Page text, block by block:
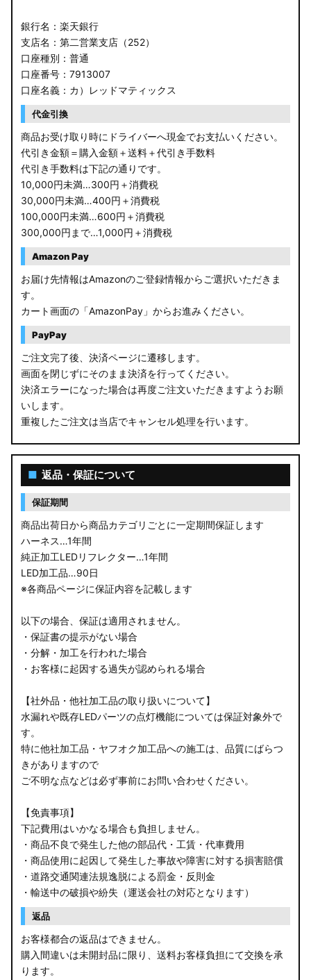
銀行名：楽天銀行
支店名：第二営業支店（252）
口座種別：普通
口座番号：7913007
口座名義：カ）レッドマティックス
代金引換
商品お受け取り時にドライバーへ現金でお支払いください。
代引き金額＝購入金額＋送料＋代引き手数料
代引き手数料は下記の通りです。
10,000円未満…300円＋消費税
30,000円未満…400円＋消費税
100,000円未満…600円＋消費税
300,000円まで…1,000円＋消費税
Amazon Pay
お届け先情報はAmazonのご登録情報からご選択いただきま
す。
カート画面の「AmazonPay」からお進みください。
PayPay
ご注文完了後、決済ページに遷移します。
画面を閉じずにそのまま決済を行ってください。
決済エラーになった場合は再度ご注文いただきますようお願
いします。
重複したご注文は当店でキャンセル処理を行います。
■ 返品・保証について
保証期間
商品出荷日から商品カテゴリごとに一定期間保証します
ハーネス…1年間
純正加工LEDリフレクター…1年間
LED加工品…90日
※各商品ページに保証内容を記載します
以下の場合、保証は適用されません。
・保証書の提示がない場合
・分解・加工を行われた場合
・お客様に起因する過失が認められる場合
【社外品・他社加工品の取り扱いについて】
水漏れや既存LEDパーツの点灯機能については保証対象外で
す。
特に他社加工品・ヤフオク加工品への施工は、品質にばらつ
きがありますので
ご不明な点などは必ず事前にお問い合わせください。
【免責事項】
下記費用はいかなる場合も負担しません。
・商品不良で発生した他の部品代・工賃・代車費用
・商品使用に起因して発生した事故や障害に対する損害賠償
・道路交通関連法規逸脱による罰金・反則金
・輸送中の破損や紛失（運送会社の対応となります）
返品
お客様都合の返品はできません。
購入間違いは未開封品に限り、送料お客様負担にて交換を承
ります。